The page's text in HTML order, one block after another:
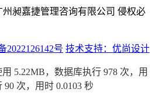
州昶嘉捷管理咨询有限公司 侵权必
2022126142号 技术支持：优尚设计
5.22MB，数据库执行 978 次，用
90 次，用时 0.0103 秒